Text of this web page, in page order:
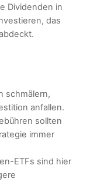
Dividenden in
das
schmälern,
anfallen.
sollten
immer
ETFs sind hier